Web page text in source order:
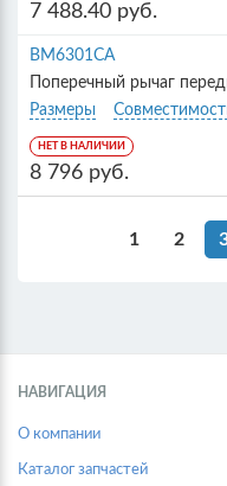
7 488.40 руб.
BM6301CA
Поперечный рычаг
Размеры
8 796 руб.
НЕТ В НАЛИЧИИ
1 2
НАВИГАЦИЯ
О компании
Каталог запчастей